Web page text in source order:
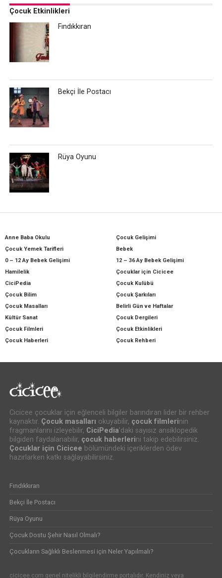
Çocuk Etkinlikleri
Fındıkkıran
Bekçi İle Postacı
Rüya Oyunu
Anne Baba Okulu
Çocuk Gelişimi
Çocuk Yemek Tarifleri
Bebek
0 – 12 Ay Bebek Gelişimi
12 – 36 Ay Bebek Gelişimi
Hamilelik
Çocuklar için Cicicee
CiciPedia
Çocuk Kulübü
Çocuk Bilim
Çocuk Şarkıları
Çocuk Masalları
Belirli Gün ve Haftalar
Kültür Sanat
Çocuk Dergileri
Çocuk Filmleri
Çocuk Etkinlikleri
Çocuk Haberleri
Çocuk Rehberi
Cicicee çocuklar için eğlenceli bilgiler barındıran lider bir rehber
kaynaktır. Çocuk masalları okuyabilir, çocuk filmlerinin
fragmanlarını izleyebilir, CiciPedia’daki sayısız ansiklopedik
bilgiden faydalanabilir, çocuk haberlerini takip edebilirsiniz.
Çocuklar için Cicicee bölümündeki içeriklerden ödev
hazırlarken katkı sağlayabilirsiniz.
Fındıkkıran
Bekçi İle Postacı
Rüya Oyunu
Çocuk Dostu Şehir Nasıl Olmalı?
Çocukların Sağlıklı Beslenmesi için Neler Yapılmalı?
cicicee.com genel nitelikli bilgilendirme portalıdır. Kendiniz veya